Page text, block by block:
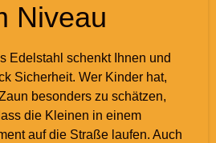
Niveau
Edelstahl schenkt Ihnen und
Sicherheit. Wer Kinder hat,
besonders zu schätzen,
die Kleinen in einem
auf die Straße laufen. Auch